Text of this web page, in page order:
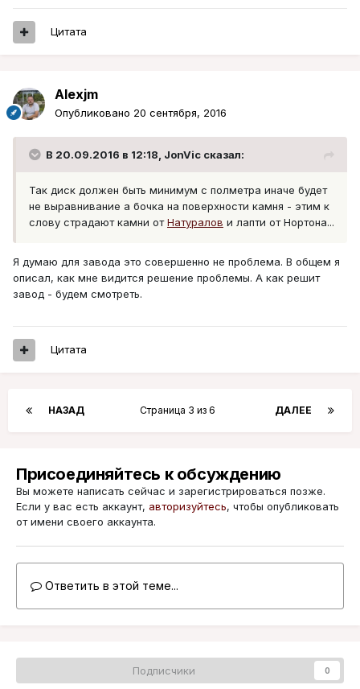
Цитата
Alexjm
Опубликовано 20 сентября, 2016
В 20.09.2016 в 12:18, JonVic сказал:
Так диск должен быть минимум с полметра иначе будет
не выравнивание а бочка на поверхности камня - этим к
слову страдают камни отНатуралов и лапти от Нортона...
Я думаю для завода это совершенно не проблема. В общем я
описал, как мне видится решение проблемы. А как решит
завод - будем смотреть.
Цитата
НАЗАД ДАЛЕЕ
Страница 3 из 6
Присоединяйтесь к обсуждению
Вы можете написать сейчас и зарегистрироваться позже.
Если у вас есть аккаунт, авторизуйтесь, чтобы опубликовать
от имени своего аккаунта.
Ответить в этой теме...
Подписчики 0